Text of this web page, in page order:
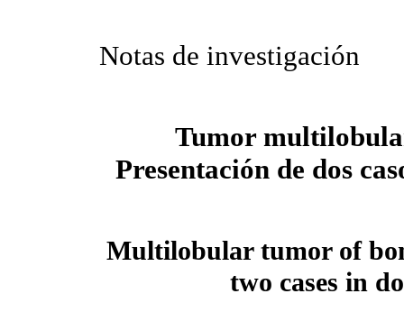
Notas de investigación
Tumor
Presentación de dos
Multilobular tumor of
two cases in